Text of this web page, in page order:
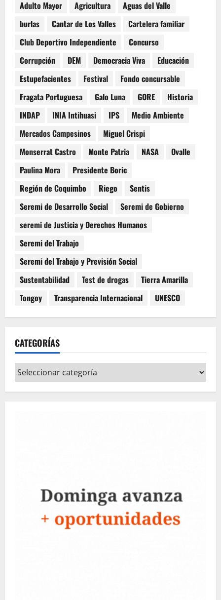
Adulto Mayor Agricultura
Aguas del Valle
burlas
Cantar de Los Valles
Cartelera familiar
Club Deportivo Independiente
Concurso
Corrupción
DEM Democracia Viva
Educación
Estupefacientes
Festival
Fondo concursable
Fragata Portuguesa
Galo Luna GORE
Historia
INDAP
INIA Intihuasi IPS
Medio Ambiente
Mercados Campesinos
Miguel Crispi
Monserrat Castro
Monte Patria NASA
Ovalle
Paulina Mora
Presidente Boric
Región de Coquimbo
Riego
Sentis
Seremi de Desarrollo Social
Seremi de Gobierno
seremi de Justicia y Derechos Humanos
Seremi del Trabajo
Seremi del Trabajo y Previsión Social
Sustentabilidad
Test de drogas
Tierra Amarilla
Tongoy
Transparencia Internacional UNESCO
CATEGORÍAS
Categorías